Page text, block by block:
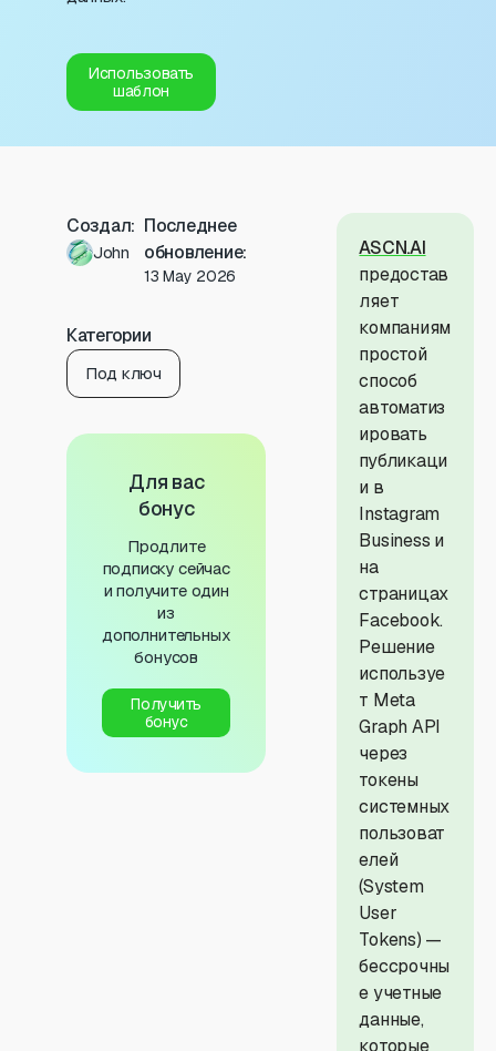
Использовать
шаблон
Создал:
John
Последнее
обновление:
13 May 2026
Категории
Под ключ
Для вас
бонус
Продлите
подписку сейчас
и получите один
из
дополнительных
бонусов
Получить
бонус
ASCN.AI
предостав
ляет
компаниям
простой
способ
автоматиз
ировать
публикаци
и в
Instagram
Business и
на
страницах
Facebook.
Решение
используе
т Meta
Graph API
через
токены
системных
пользоват
елей
(System
User
Tokens) —
бессрочны
е учетные
данные,
которые